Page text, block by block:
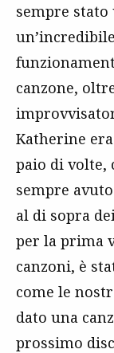
sempre
canzone,
Katherine
paio di volte,
sempre
al di sopra
per la prima
canzoni, è
come le
dato una
prossimo